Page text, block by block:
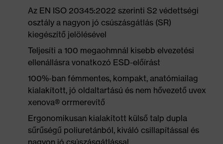
Az EN ISO 20345:2022 szerinti S2 védettségi
osztály a nagyon jó csúszásgátlás (SR)
kiegészítő jelölésével
Teljesíti a 100 megaohmnál kisebb elvezetési
ellenállásra vonatkozó ESD-előírást
100%-ban fémmentes, kompakt, anatómiailag
kialakított, jó oldaltartású és nem hővezető uvex
xenova® orrmerevítő
Ergonomikusan kialakított külső talp dupla
sűrűségű poliuretánból, kiváló csillapítással és
nagyon jó csúszásgátlással